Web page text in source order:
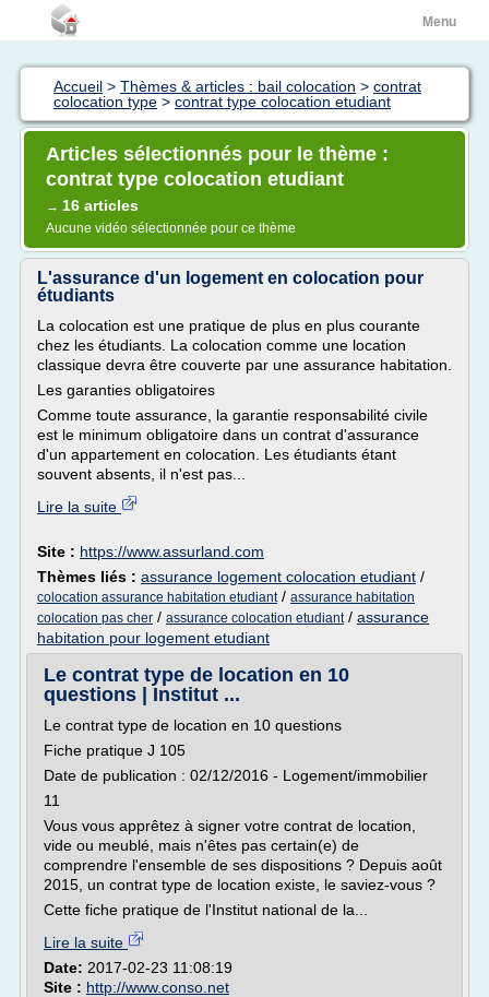
Menu
Accueil > Thèmes & articles : bail colocation > contrat
colocation type > contrat type colocation etudiant
Articles sélectionnés pour le thème :
contrat type colocation etudiant
→ 16 articles
Aucune vidéo sélectionnée pour ce thème
L'assurance d'un logement en colocation pour
étudiants
La colocation est une pratique de plus en plus courante
chez les étudiants. La colocation comme une location
classique devra être couverte par une assurance habitation.
Les garanties obligatoires
Comme toute assurance, la garantie responsabilité civile
est le minimum obligatoire dans un contrat d'assurance
d'un appartement en colocation. Les étudiants étant
souvent absents, il n'est pas...
Lire la suite
Site : https://www.assurland.com
Thèmes liés : assurance logement colocation etudiant /
colocation assurance habitation etudiant/ assurance habitation
colocation pas cher / assurance colocation etudiant/ assurance
habitation pour logement etudiant
Le contrat type de location en 10
questions | Institut ...
Le contrat type de location en 10 questions
Fiche pratique J 105
Date de publication : 02/12/2016 - Logement/immobilier
11
Vous vous apprêtez à signer votre contrat de location,
vide ou meublé, mais n'êtes pas certain(e) de
comprendre l'ensemble de ses dispositions ? Depuis août
2015, un contrat type de location existe, le saviez-vous ?
Cette fiche pratique de l'Institut national de la...
Lire la suite
Date: 2017-02-23 11:08:19
Site : http://www.conso.net